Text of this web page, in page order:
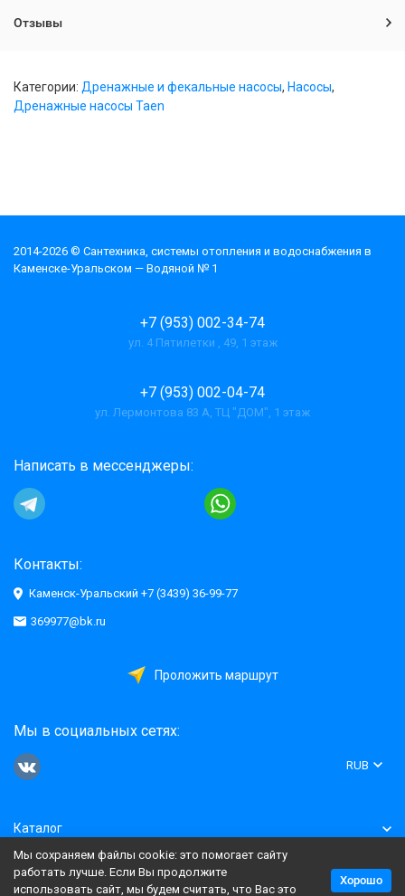
Отзывы
Категории: Дренажные и фекальные насосы, Насосы,
Дренажные насосы Taen
2014-2026 © Cантехника, системы отопления и водоснабжения в
Каменске-Уральском — Водяной № 1
+7 (953) 002-34-74
ул. 4 Пятилетки , 49, 1 этаж
+7 (953) 002-04-74
ул. Лермонтова 83 А, ТЦ "ДОМ", 1 этаж
Написать в мессенджеры:
Контакты:
Каменск-Уральский +7 (3439) 36-99-77
369977@bk.ru
Проложить маршрут
Мы в социальных сетях:
RUB
Каталог
Информация
Мы сохраняем файлы cookie: это помогает сайту
работать лучше. Если Вы продолжите
использовать сайт, мы будем считать, что Вас это
Хорошо